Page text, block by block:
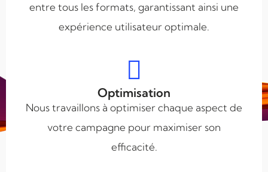
entre tous les formats, garantissant ainsi une
expérience utilisateur optimale.
Optimisation
Nous travaillons à optimiser chaque aspect de
votre campagne pour maximiser son
efficacité.